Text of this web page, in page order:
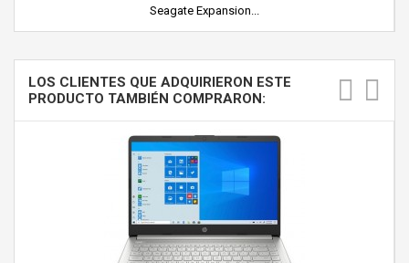
Seagate Expansion...
LOS CLIENTES QUE ADQUIRIERON ESTE
PRODUCTO TAMBIÉN COMPRARON: